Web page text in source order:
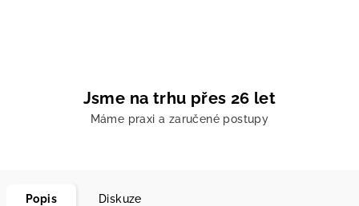
Jsme na trhu přes 26 let
Máme praxi a zaručené postupy
Popis Diskuze